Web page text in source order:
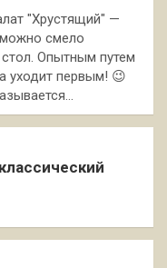
"Хрустящий" —
смело
Опытным путем
уходит первым! 😉